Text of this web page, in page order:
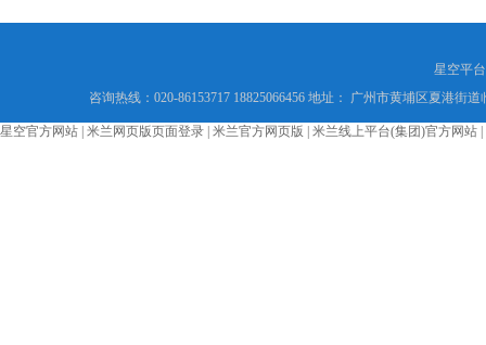
星空平
咨询热线：020-86153717 18825066456 地址： 广州市黄埔区夏港街
星空官方网站 米兰网页版页面登录 米兰官方网页版 米兰线上平台(集团)官方网站